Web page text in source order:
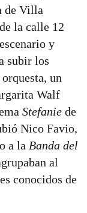
de Villa
la calle 12
y
subir los
un
Walf
Stefanie de
Nico Favio,
a la Banda del
al
conocidos de